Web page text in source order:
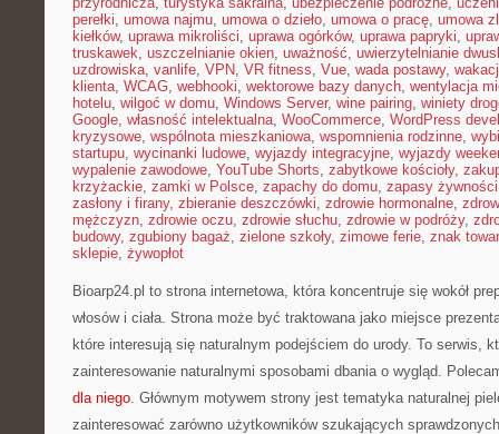
perełki, umowa najmu, umowa o dzieło, umowa o pracę, umowa
kiełków, uprawa mikroliści, uprawa ogórków, uprawa papryki,
truskawek, uszczelnianie okien, uważność, uwierzytelnianie
uzdrowiska, vanlife, VPN, VR fitness, Vue, wada postawy,
klienta, WCAG, webhooki, wektorowe bazy danych, wentylacja
hotelu, wilgoć w domu, Windows Server, wine pairing, winiety
Google, własność intelektualna, WooCommerce, WordPress
kryzysowe, wspólnota mieszkaniowa, wspomnienia rodzinne,
startupu, wycinanki ludowe, wyjazdy integracyjne, wyjazdy
wypalenie zawodowe, YouTube Shorts, zabytkowe kościoły,
krzyżackie, zamki w Polsce, zapachy do domu, zapasy żywności
zasłony i firany, zbieranie deszczówki, zdrowie hormonalne,
mężczyzn, zdrowie oczu, zdrowie słuchu, zdrowie w podróży,
budowy, zgubiony bagaż, zielone szkoły, zimowe ferie, znak
sklepie, żywopłot
Bioarp24.pl to strona internetowa, która koncentruje się wokół
włosów i ciała. Strona może być traktowana jako miejsce
które interesują się naturalnym podejściem do urody. To serwis,
zainteresowanie naturalnymi sposobami dbania o wygląd.
dla niego. Głównym motywem strony jest tematyka naturalnej
zainteresować zarówno użytkowników szukających